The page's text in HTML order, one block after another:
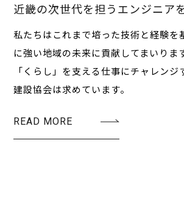
近畿の次世代を担うエンジニア
私たちはこれまで培った技術と経験を
に強い地域の未来に貢献してまいりま
「くらし」を支える仕事にチャレン
建設協会は求めています。
READ MORE